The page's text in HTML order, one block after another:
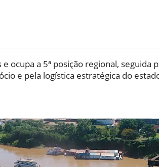
ocupa a 5ª posição regional, seguida
e pela logística estratégica do